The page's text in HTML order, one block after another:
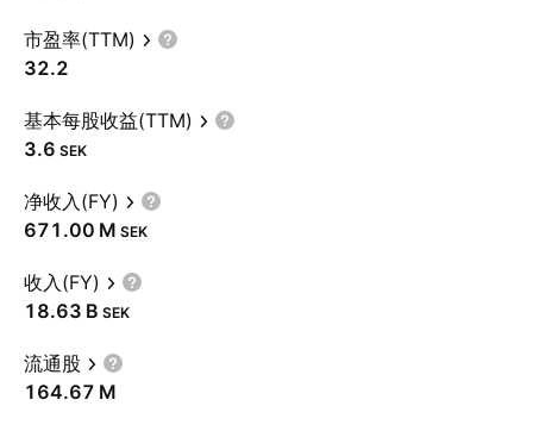
市盈率(TTM)
32.2
基本每股收益(TTM)
3.6 SEK
净收入(FY)
‪671.00 M‬ SEK
收入(FY)
‪18.63 B‬ SEK
流通股
‪164.67 M‬